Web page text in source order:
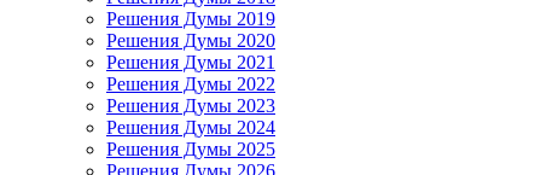
Решения Думы 2019
Решения Думы 2020
Решения Думы 2021
Решения Думы 2022
Решения Думы 2023
Решения Думы 2024
Решения Думы 2025
Решения Думы 2026